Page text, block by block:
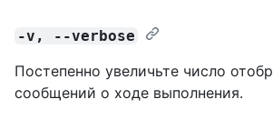
-v, --verbose
Постепенно увеличьте число
сообщений о ходе выполнения.